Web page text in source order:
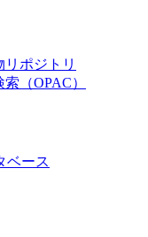
ポジトリ
（OPAC）
ベース